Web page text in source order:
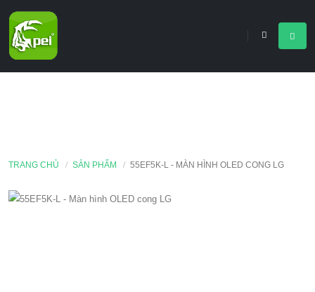
TRANG CHỦ SẢN PHẨM 55EF5K-L - MÀN HÌNH OLED CONG LG